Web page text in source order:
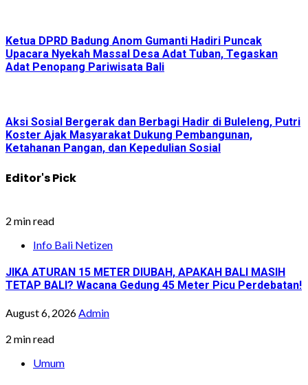
Ketua DPRD Badung Anom Gumanti Hadiri Puncak
Upacara Nyekah Massal Desa Adat Tuban, Tegaskan
Adat Penopang Pariwisata Bali
Aksi Sosial Bergerak dan Berbagi Hadir di Buleleng, Putri
Koster Ajak Masyarakat Dukung Pembangunan,
Ketahanan Pangan, dan Kepedulian Sosial
Editor's Pick
2 min read
Info Bali Netizen
JIKA ATURAN 15 METER DIUBAH, APAKAH BALI MASIH
TETAP BALI? Wacana Gedung 45 Meter Picu Perdebatan!
August 6, 2026Admin
2 min read
Umum